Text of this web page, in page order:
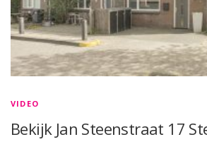
VIDEO
Bekijk Jan Steenstraat 17